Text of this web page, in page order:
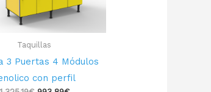
Taquillas
3 Puertas 4 Módulos
con perfil